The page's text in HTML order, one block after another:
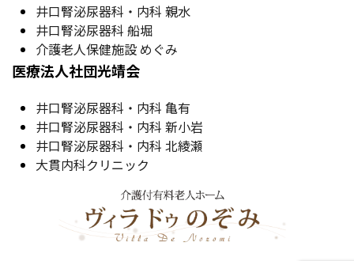
井口腎泌尿器科・内科 親水
井口腎泌尿器科 船堀
介護老人保健施設 めぐみ
医療法人社団光靖会
井口腎泌尿器科・内科 亀有
井口腎泌尿器科・内科 新小岩
井口腎泌尿器科・内科 北綾瀬
大貫内科クリニック